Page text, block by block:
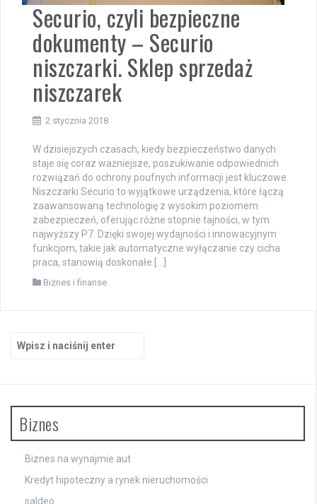
Securio, czyli bezpieczne
dokumenty – Securio
niszczarki. Sklep sprzedaż
niszczarek
2 stycznia 2018
W dzisiejszych czasach, kiedy bezpieczeństwo danych
staje się coraz ważniejsze, poszukiwanie odpowiednich
rozwiązań do ochrony poufnych informacji jest kluczowe.
Niszczarki Securio to wyjątkowe urządzenia, które łączą
zaawansowaną technologię z wysokim poziomem
zabezpieczeń, oferując różne stopnie tajności, w tym
najwyższy P7. Dzięki swojej wydajności i innowacyjnym
funkcjom, takie jak automatyczne wyłączanie czy cicha
praca, stanowią doskonałe […]
Biznes i finanse
Biznes
Biznes na wynajmie aut
Kredyt hipoteczny a rynek nieruchomości
saldeo